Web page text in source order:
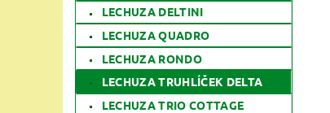
LECHUZA DELTINI
LECHUZA QUADRO
LECHUZA RONDO
LECHUZA TRUHLÍČEK DELTA
LECHUZA TRIO COTTAGE